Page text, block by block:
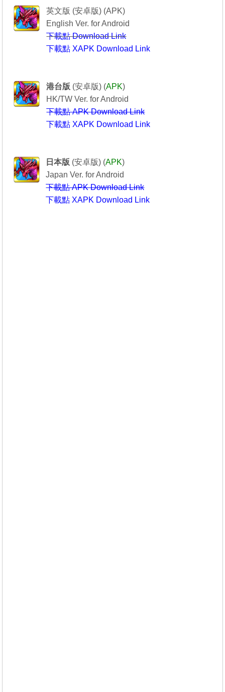
英文版 (安卓版) (APK)
English Ver. for Android
下載點 Download Link
下載點 XAPK Download Link
港台版 (安卓版) (APK)
HK/TW Ver. for Android
下載點 APK Download Link
下載點 XAPK Download Link
日本版 (安卓版) (APK)
Japan Ver. for Android
下載點 APK Download Link
下載點 XAPK Download Link